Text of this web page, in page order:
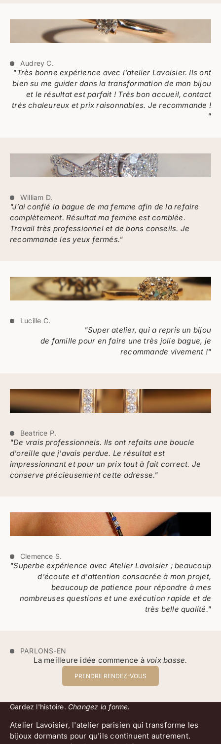
Audrey C.
"Très bonne expérience avec l'atelier Lavoisier. Ils ont
bien su me guider dans la transformation de mon bijou
et le résultat est parfait ! Très bon accueil, contact
très chaleureux et prix raisonnables. Je recommande !
"
William D.
"J’ai confié la bague de ma femme afin de la refaire
complètement. Résultat ma femme est comblée.
Travail très professionnel et de bons conseils. Je
recommande les yeux fermés."
Lucille C.
"Super atelier, qui a repris un bijou
de famille pour en faire une très jolie bague, je
recommande vivement !"
Beatrice P.
"De vrais professionnels. Ils ont refaits une boucle
d'oreille que j'avais perdue. Le résultat est
impressionnant et pour un prix tout à fait correct. Je
conserve précieusement cette adresse."
Clemence S.
"Superbe expérience avec Atelier Lavoisier ; beaucoup
d'écoute et d'attention consacrée à mon projet,
beaucoup de patience pour répondre à mes
nombreuses questions et une exécution rapide et de
très belle qualité."
PARLONS-EN
La meilleure idée commence à voix basse.
PRENDRE RENDEZ-VOUS
Gardez l'histoire. Changez la forme.
Atelier Lavoisier, l'atelier parisien qui transforme les
bijoux dormants pour qu'ils continuent autrement.